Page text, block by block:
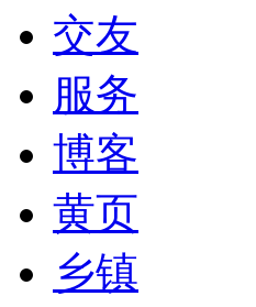
交友
服务
博客
黄页
乡镇